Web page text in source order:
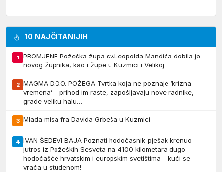
10 NAJČITANIJIH
1
PROMJENE Požeška župa sv.Leopolda Mandića dobila je
novog župnika, kao i župe u Kuzmici i Velikoj
2 MAGMA D.O.O. POŽEGA Tvrtka koja ne poznaje ‘krizna
vremena’ – prihod im raste, zapošljavaju nove radnike,
grade veliku halu…
3 Mlada misa fra Davida Grbeša u Kuzmici
4 IVAN ŠEDEVI BAJA Poznati hodočasnik-pješak krenuo
jutros iz Požeških Sesveta na 4100 kilometara dugo
hodočašće hrvatskim i europskim svetištima – kući se
vraća u studenom!